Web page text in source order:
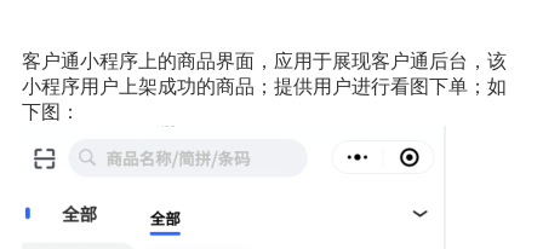
客户通小程序上的商品界面，应用于展现客户通后台，该
小程序用户上架成功的商品；提供用户进行看图下单；如
下图：